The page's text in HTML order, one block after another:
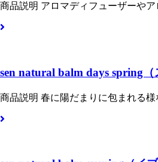
商品説明 アロマディフューザーや
sen natural balm days spring（
商品説明 春に陽だまりに包まれる